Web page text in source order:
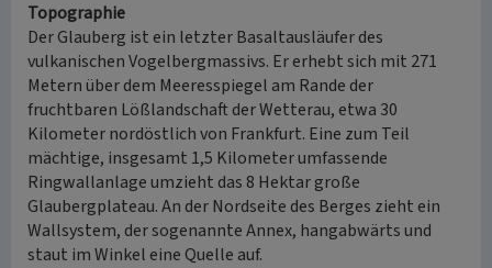
Topographie
Der Glauberg ist ein letzter Basaltausläufer des
vulkanischen Vogelbergmassivs. Er erhebt sich mit 271
Metern über dem Meeresspiegel am Rande der
fruchtbaren Lößlandschaft der Wetterau, etwa 30
Kilometer nordöstlich von Frankfurt. Eine zum Teil
mächtige, insgesamt 1,5 Kilometer umfassende
Ringwallanlage umzieht das 8 Hektar große
Glaubergplateau. An der Nordseite des Berges zieht ein
Wallsystem, der sogenannte Annex, hangabwärts und
staut im Winkel eine Quelle auf.